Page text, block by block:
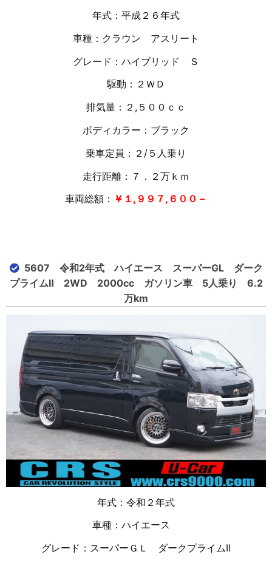
年式：平成２６年式
車種：クラウン アスリート
グレード：ハイブリッド Ｓ
駆動：２ＷＤ
排気量：２,５００ｃｃ
ボディカラー：ブラック
乗車定員：２/５人乗り
走行距離：７．２万 ｋｍ
車両総額： ￥１,９９７,６００－
5607 令和2年式 ハイエース スーパーGL ダーク
プライムⅡ 2WD 2000cc ガソリン車 5人乗り 6.2
万km
年式：令和２年式
車種：ハイエース
グレード：スーパーＧＬ ダークプライムⅡ